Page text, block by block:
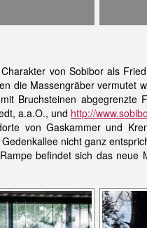
von Sobibor als
die Massengräber
Bruchsteinen
a.a.O., und http://
von Gaskammer und
nicht ganz
befindet sich das